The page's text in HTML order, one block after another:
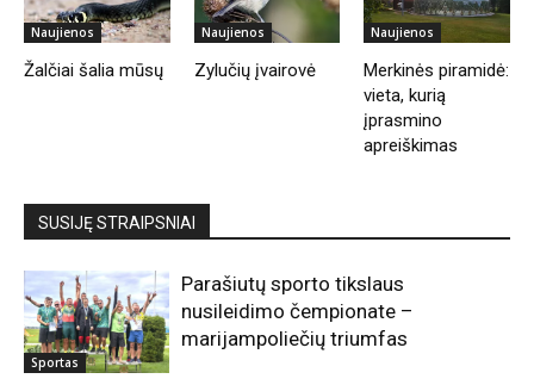
Naujienos
Žalčiai šalia mūsų
Naujienos
Zylučių įvairovė
Naujienos
Merkinės piramidė:
vieta, kurią
įprasmino
apreiškimas
SUSIJĘ STRAIPSNIAI
Sportas
Parašiutų sporto tikslaus
nusileidimo čempionate –
marijampoliečių triumfas